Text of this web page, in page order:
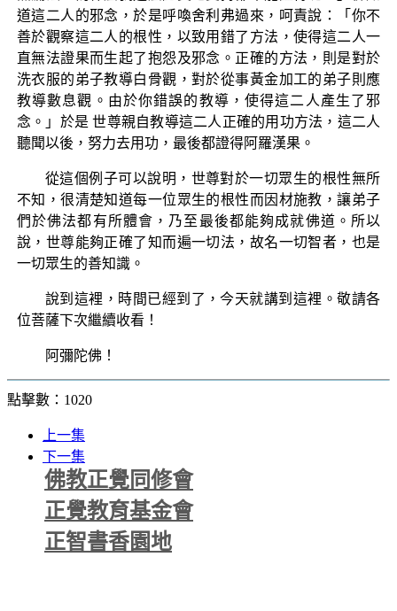
道這二人的邪念，於是呼喚舍利弗過來，呵責說：「你不
善於觀察這二人的根性，以致用錯了方法，使得這二人一
直無法證果而生起了抱怨及邪念。正確的方法，則是對於
洗衣服的弟子教導白骨觀，對於從事黃金加工的弟子則應
教導數息觀。由於你錯誤的教導，使得這二人產生了邪
念。」於是 世尊親自教導這二人正確的用功方法，這二人
聽聞以後，努力去用功，最後都證得阿羅漢果。
從這個例子可以說明，世尊對於一切眾生的根性無所
不知，很清楚知道每一位眾生的根性而因材施教，讓弟子
們於佛法都有所體會，乃至最後都能夠成就佛道。所以
說，世尊能夠正確了知而遍一切法，故名一切智者，也是
一切眾生的善知識。
說到這裡，時間已經到了，今天就講到這裡。敬請各
位菩薩下次繼續收看！
阿彌陀佛！
點擊數：1020
上一集
下一集
佛教正覺同修會
正覺教育基金會
正智書香園地